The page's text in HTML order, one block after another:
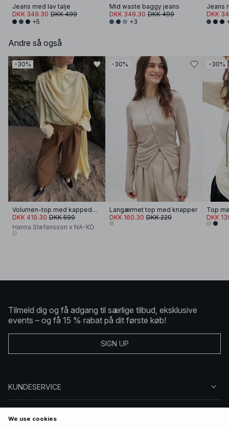
Jeans med lav talje
DKK 349.30 DKK 499
+5
Mid waste baggy jeans
DKK 349.30 DKK 499
+3
Jeans
DKK
Andre så også
-30%
Volumen-top med kappedetalj
DKK 419.30 DKK 599
Hanna Stefansson x NA-KD
-30%
Langærmet top med knapper
DKK 160.30 DKK 229
-30%
DKK
Tilmeld dig og få adgang til særlige tilbud, eksklusive
events – og få 15 % rabat på dit første køb!
SIGN UP
KUNDESERVICE